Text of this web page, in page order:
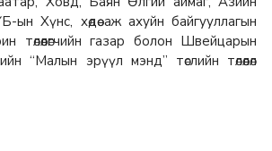
ын Хүнс, хөдөө аж ахуйн байгууллагын
төлөөлөгчийн газар болон Швейцарын
“Малын эрүүл мэнд” төслийн төлөөлөл